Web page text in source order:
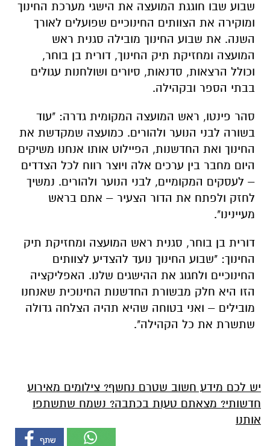
שבוע שבו חוגגת המועצה את הישגי מערכת החינוך
ומוקירה את הצוותים החינוכיים שפועלים לאורך
השנה. את שבוע החינוך מובילה סגנית ראש
המועצה ומחזיקת תיק החינוך, דורית בן בוחר,
וכולל הרצאות, סדנאות, סיורים ושולחנות עגולים
בבתי הספר ובקהילה.
סהר פינטו, ראש המועצה המקומית גדרה: "עוד
בשורה לבני הנוער ולהורים. כמועצה שמקדשת את
החינוך ואת החדשנות, הפיילוט אותו אנחנו משיקים
היום מחבר בין ערכים אלה ויוצר רווח לכל הצדדים
– לעסקים המקומיים, לבני הנוער ולהורים. נמשיך
לחזק ולפתח את הדור הצעיר – אתם בראש
מעיינינו".
דורית בן בוחר, סגנית ראש המועצה ומחזיקת תיק
החינוך: "שבוע החינוך נועד להצדיע לצוותים
החינוכיים ולחגוג את ההישגים שלנו. האפליקציה
הזו היא חלק מבשורת החדשנות החינוכית שאנחנו
מובילים – ואני בטוחה שהיא תהיה הצלחה גדולה
שתשרת את כל הקהילה".
יש לכם מידע חשוב שטרם נחשף? צילומים מאירוע
חדשותי? מצאתם טעות בכתבה? נשמח שתשתפו
אותנו